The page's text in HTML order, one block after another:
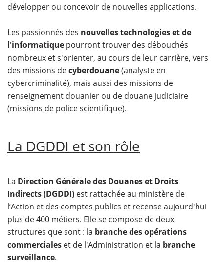
développer ou concevoir de nouvelles applications.
Les passionnés des nouvelles technologies et de
l'informatique pourront trouver des débouchés
nombreux et s'orienter, au cours de leur carrière, vers
des missions decyberdouane(analyste en
cybercriminalité), mais aussi des missions de
renseignement douanier ou de douane judiciaire
(missions de police scientifique).
La DGDDI et son rôle
La Direction Générale des Douanes et Droits
Indirects (DGDDI) est rattachée au ministère de
l’Action et des comptes publics et recense aujourd'hui
plus de 400 métiers. Elle se compose de deux
structures que sont : la branche des opérations
commerciales et de l'Administration et la branche
surveillance.